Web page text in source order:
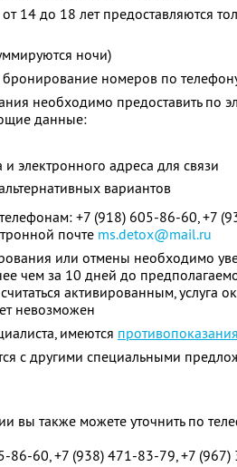
14 до 18 лет предоставляются
ночи)
номеров по
необходимо предоставить по
данные:
электронного адреса для связи
вариантов
+7 (918) 605-86-60, +7
почте ms.detox@mail.ru
или отмены необходимо
чем за 10 дней до
активированным, услуга
невозможен
имеются
с другими специальными
вы также можете уточнить по
86-60, +7 (938) 471-83-79, +7